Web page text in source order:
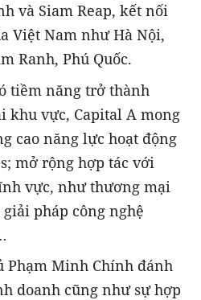
và Siam Reap, kết nối
Việt Nam như Hà Nội,
Ranh, Phú Quốc.
tiềm năng trở thành
khu vực, Capital A mong
cao năng lực hoạt động
mở rộng hợp tác với
vực, như thương mại
pháp công nghệ
Phạm Minh Chính đánh
doanh cũng như sự hợp